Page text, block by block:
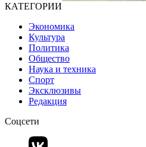
КАТЕГОРИИ
Экономика
Культура
Политика
Общество
Наука и техника
Спорт
Эксклюзивы
Редакция
Соцсети